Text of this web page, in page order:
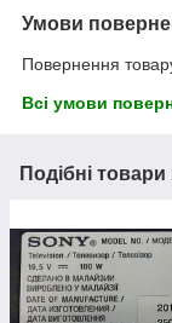
Умови
Повернення
Всі умови
Подібні товари